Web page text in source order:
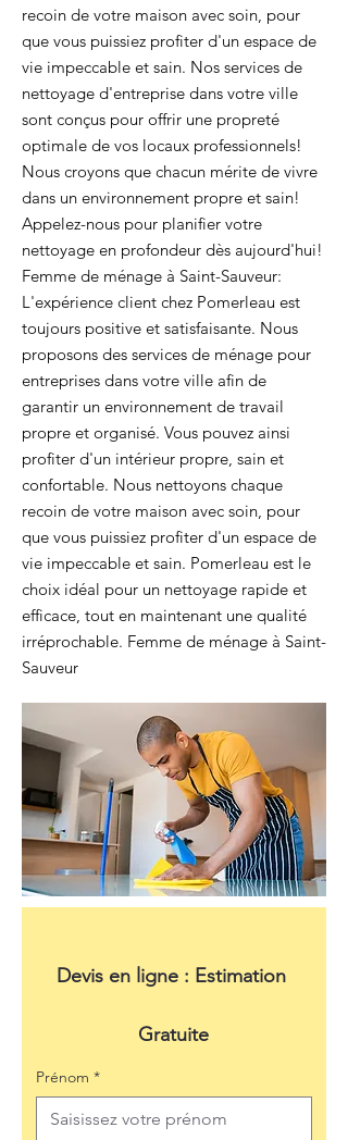
recoin de votre maison avec soin, pour
que vous puissiez profiter d'un espace de
vie impeccable et sain. Nos services de
nettoyage d'entreprise dans votre ville
sont conçus pour offrir une propreté
optimale de vos locaux professionnels!
Nous croyons que chacun mérite de vivre
dans un environnement propre et sain!
Appelez-nous pour planifier votre
nettoyage en profondeur dès aujourd'hui!
Femme de ménage à Saint-Sauveur:
L'expérience client chez Pomerleau est
toujours positive et satisfaisante. Nous
proposons des services de ménage pour
entreprises dans votre ville afin de
garantir un environnement de travail
propre et organisé. Vous pouvez ainsi
profiter d'un intérieur propre, sain et
confortable. Nous nettoyons chaque
recoin de votre maison avec soin, pour
que vous puissiez profiter d'un espace de
vie impeccable et sain. Pomerleau est le
choix idéal pour un nettoyage rapide et
efficace, tout en maintenant une qualité
irréprochable. Femme de ménage à Saint-
Sauveur
Devis en ligne : Estimation
Gratuite
Prénom *